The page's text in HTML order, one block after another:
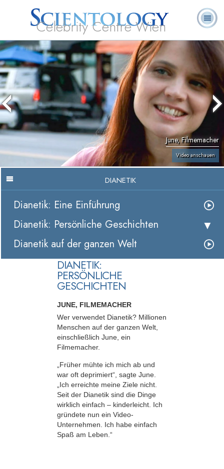
Celebrity Centre Wien
L. Ron
Hubbard
Was ist
Scientology?
Ehrenamtliche
Geistliche
Häufig gestellte
Bücher
June, Filmemacher
Video anschauen
DIANETIK
Dianetik: Eine Einführung
Dianetik: Persönliche Geschichten
Dianetik auf der ganzen Welt
DIANETIK:
PERSÖNLICHE
GESCHICHTEN
JUNE, FILMEMACHER
Wer verwendet Dianetik? Millionen
Menschen auf der ganzen Welt,
einschließlich June, ein
Filmemacher.
„Früher mühte ich mich ab und
war oft deprimiert“, sagte June.
„Ich erreichte meine Ziele nicht.
Seit der Dianetik sind die Dinge
wirklich einfach – kinderleicht. Ich
gründete nun ein Video-
Unternehmen. Ich habe einfach
Spaß am Leben.“